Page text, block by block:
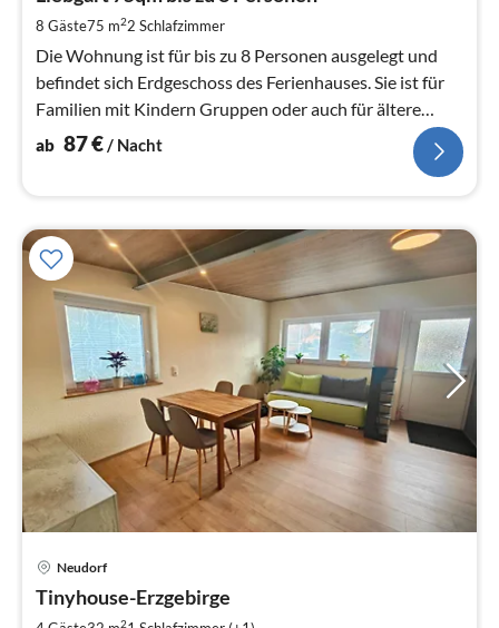
8 Gäste75 m22 Schlafzimmer
Die Wohnung ist für bis zu 8 Personen ausgelegt und
befindet sich Erdgeschoss des Ferienhauses. Sie ist für
Familien mit Kindern Gruppen oder auch für ältere
Menschen geeignet.
ab 87€/ Nacht
Neudorf
Tinyhouse-Erzgebirge
2